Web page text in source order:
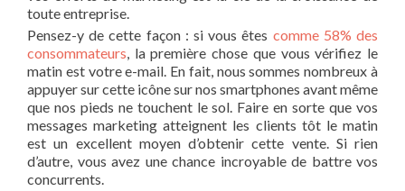
toute entreprise.
Pensez-y de cette façon : si vous êtes comme 58% des
consommateurs, la première chose que vous vérifiez le
matin est votre e-mail. En fait, nous sommes nombreux à
appuyer sur cette icône sur nos smartphones avant même
que nos pieds ne touchent le sol. Faire en sorte que vos
messages marketing atteignent les clients tôt le matin
est un excellent moyen d’obtenir cette vente. Si rien
d’autre, vous avez une chance incroyable de battre vos
concurrents.